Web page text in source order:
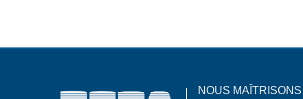
NOUS MAÎTRISONS